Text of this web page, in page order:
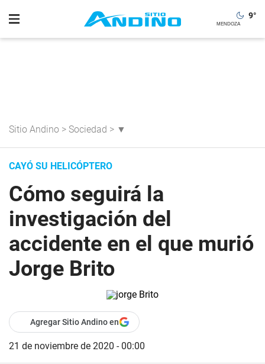
9°
Sitio Andino > Sociedad > ▼
CAYÓ SU HELICÓPTERO
Cómo seguirá la
investigación del
accidente en el que murió
Jorge Brito
Agregar Sitio Andino en
21 de noviembre de 2020 - 00:00